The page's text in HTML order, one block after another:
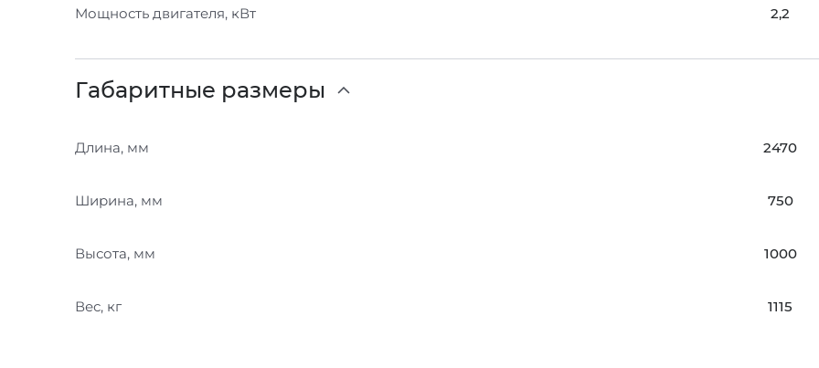
Мощность двигателя, кВт 2,2
Габаритные размеры
Длина, мм 2470
Ширина, мм 750
Высота, мм 1000
Вес, кг 1115